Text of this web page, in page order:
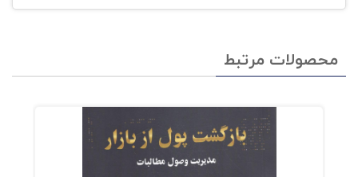
فروش و فروش حضوری با نگرش بازار ایران در سال
چاپ هفدهم رسیده است این در حالی است که
طول این سالها تعداد وسیعی کتاب در حوزه ی
محصولات مرتبط